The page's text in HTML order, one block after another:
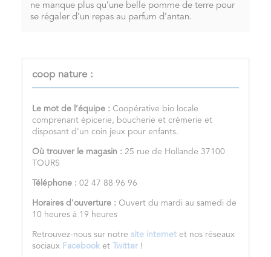
ne manque plus qu’une belle pomme de terre pour
se régaler d’un repas au parfum d’antan.
coop nature :
Le mot de l’équipe : Coopérative bio locale
comprenant épicerie, boucherie et crèmerie et
disposant d'un coin jeux pour enfants.
Où trouver le magasin : 25 rue de Hollande 37100
TOURS
Téléphone : 02 47 88 96 96
Horaires d'ouverture : Ouvert du mardi au samedi de
10 heures à 19 heures
Retrouvez-nous sur notre site internet et nos réseaux
sociaux Facebook et Twitter !